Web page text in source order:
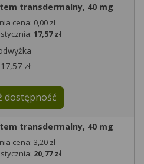
transdermalny, 40 mg
cena: 0,00 zł
17,57 zł
zł
dostępność
transdermalny, 40 mg
cena: 3,20 zł
20,77 zł